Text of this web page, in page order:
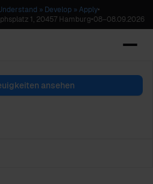
» Develop » Apply•
1, 20457 Hamburg•08–08.09.2026
ansehen